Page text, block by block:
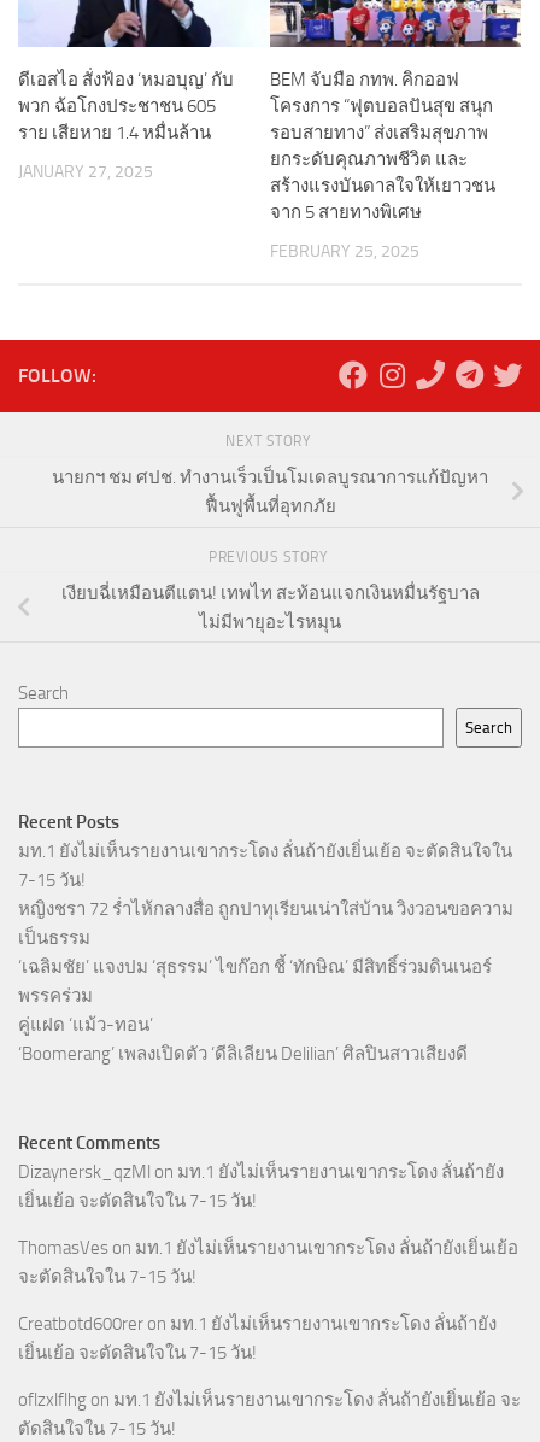
ดีเอสไอ สั่งฟ้อง ‘หมอบุญ’ กับ
พวก ฉ้อโกงประชาชน 605
ราย เสียหาย 1.4 หมื่นล้าน
JANUARY 27, 2025
BEM จับมือ กทพ. คิกออฟ
โครงการ “ฟุตบอลปันสุข สนุก
รอบสายทาง” ส่งเสริมสุขภาพ
ยกระดับคุณภาพชีวิต และ
สร้างแรงบันดาลใจให้เยาวชน
จาก 5 สายทางพิเศษ
FEBRUARY 25, 2025
FOLLOW:
NEXT STORY
นายกฯ ชม ศปช. ทำงานเร็วเป็นโมเดลบูรณาการแก้ปัญหา
ฟื้นฟูพื้นที่อุทกภัย
PREVIOUS STORY
เงียบฉี่เหมือนตีแตน! เทพไท สะท้อนแจกเงินหมื่นรัฐบาล
ไม่มีพายุอะไรหมุน
Search
Search
Recent Posts
มท.1 ยังไม่เห็นรายงานเขากระโดง ลั่นถ้ายังเยิ่นเย้อ จะตัดสินใจใน
7-15 วัน!
หญิงชรา 72 ร่ำไห้กลางสื่อ ถูกปาทุเรียนเน่าใส่บ้าน วิงวอนขอความ
เป็นธรรม
‘เฉลิมชัย’ แจงปม ‘สุธรรม’ ไขก๊อก ชี้ ‘ทักษิณ’ มีสิทธิ์ร่วมดินเนอร์
พรรคร่วม
คู่แฝด ‘แม้ว-ทอน’
‘Boomerang’ เพลงเปิดตัว ‘ดีลิเลียน Delilian’ ศิลปินสาวเสียงดี
Recent Comments
Dizaynersk_qzMl on มท.1 ยังไม่เห็นรายงานเขากระโดง ลั่นถ้ายัง
เยิ่นเย้อ จะตัดสินใจใน 7-15 วัน!
ThomasVes on มท.1 ยังไม่เห็นรายงานเขากระโดง ลั่นถ้ายังเยิ่นเย้อ
จะตัดสินใจใน 7-15 วัน!
Creatbotd600rer on มท.1 ยังไม่เห็นรายงานเขากระโดง ลั่นถ้ายัง
เยิ่นเย้อ จะตัดสินใจใน 7-15 วัน!
oflzxlflhg on มท.1 ยังไม่เห็นรายงานเขากระโดง ลั่นถ้ายังเยิ่นเย้อ จะ
ตัดสินใจใน 7-15 วัน!